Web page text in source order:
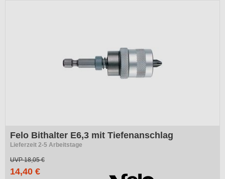
Felo Bithalter E6,3 mit Tiefenanschlag
Lieferzeit 2-5 Arbeitstage
UVP18,05 €
14,40 €